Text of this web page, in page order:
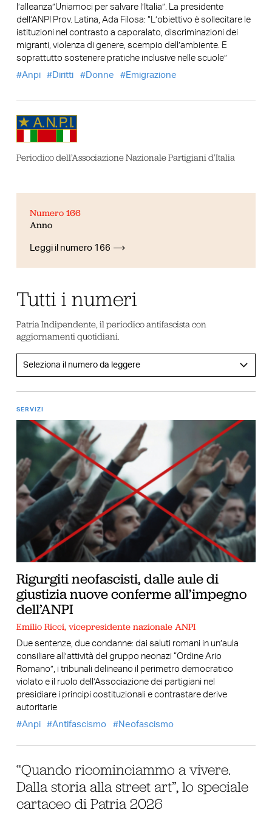
l’alleanza”Uniamoci per salvare l’Italia”. La presidente
dell’ANPI Prov. Latina, Ada Filosa: “L’obiettivo è sollecitare le
istituzioni nel contrasto a caporalato, discriminazioni dei
migranti, violenza di genere, scempio dell’ambiente. E
soprattutto sostenere pratiche inclusive nelle scuole”
Anpi
Diritti Donne Emigrazione
Periodico dell’Associazione Nazionale Partigiani d’Italia
Numero 166
Anno
Leggi il numero 166
Tutti i numeri
Patria Indipendente, il periodico antifascista con
aggiornamenti quotidiani.
SERVIZI
Rigurgiti neofascisti, dalle aule di
giustizia nuove conferme all’impegno
dell’ANPI
Emilio Ricci, vicepresidente nazionale ANPI
Due sentenze, due condanne: dai saluti romani in un’aula
consiliare all’attività del gruppo neonazi “Ordine Ario
Romano”, i tribunali delineano il perimetro democratico
violato e il ruolo dell’Associazione dei partigiani nel
presidiare i principi costituzionali e contrastare derive
autoritarie
Anpi
Antifascismo Neofascismo
“Quando ricominciammo a vivere.
Dalla storia alla street art”, lo speciale
cartaceo di Patria 2026